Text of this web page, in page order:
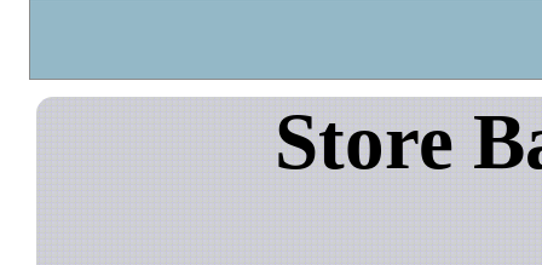
Store